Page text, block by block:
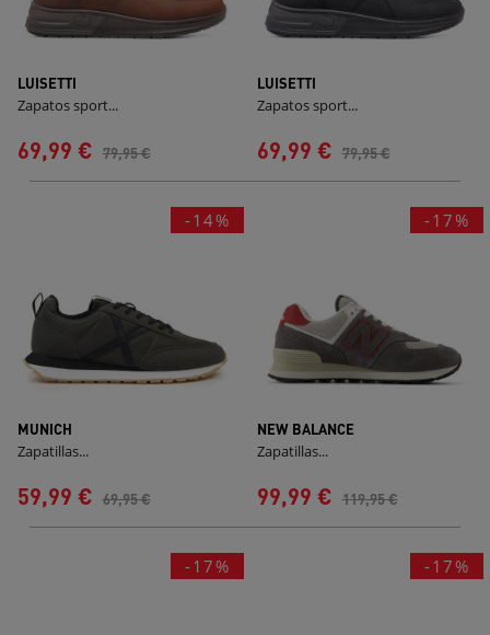
LUISETTI
Zapatos sport...
69,99 € 79,95 €
LUISETTI
Zapatos sport...
69,99 € 79,95 €
-14%
MUNICH
Zapatillas...
59,99 € 69,95 €
-17%
NEW BALANCE
Zapatillas...
99,99 € 119,95 €
-17% -17%